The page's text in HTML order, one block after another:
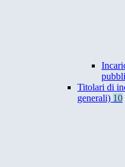
Titolari di
generali) 10